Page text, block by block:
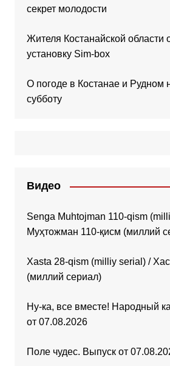
секрет молодости
Жителя Костанайской области
установку Sim-box
О погоде в Костанае и Рудном
субботу
Видео
Senga Muhtojman 110-qism
Муҳтожман 110-қисм (миллий
Xasta 28-qism (milliy serial) /
(миллий сериал)
Ну-ка, все вместе! Народный
от 07.08.2026
Поле чудес. Выпуск от